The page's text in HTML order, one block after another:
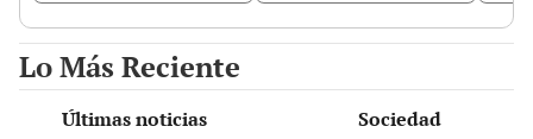
Lo Más Reciente
Últimas noticias Sociedad